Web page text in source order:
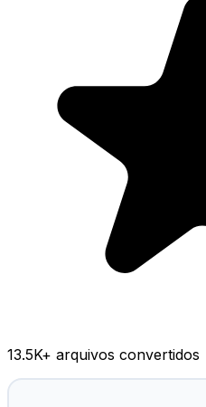
13.5K+ arquivos convertidos